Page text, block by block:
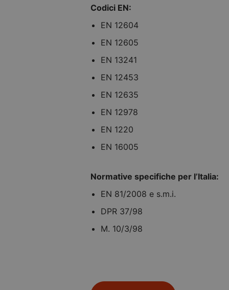
Codici EN:
EN 12604
EN 12605
EN 13241
EN 12453
EN 12635
EN 12978
EN 1220
EN 16005
Normative specifiche per l’Italia:
EN 81/2008 e s.m.i.
DPR 37/98
M. 10/3/98